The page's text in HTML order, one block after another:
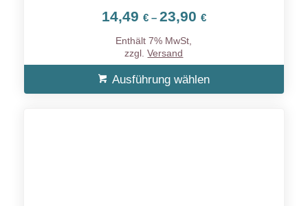
14,49 € – 23,90 €Preisspanne:
23,90 €
Enthält 7% MwSt,
zzgl.Versand
Ausführung wählen